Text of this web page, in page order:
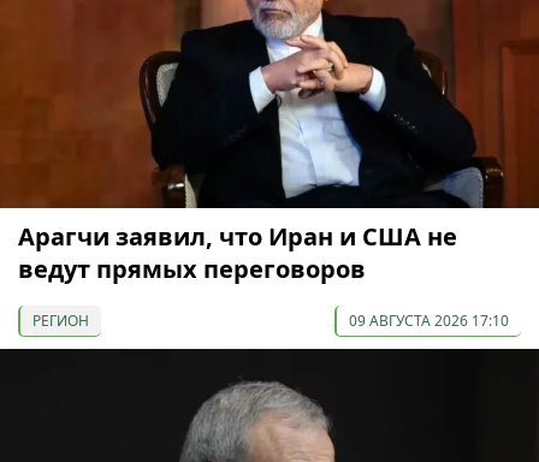
Арагчи заявил, что Иран и США не
ведут прямых переговоров
РЕГИОН 09 АВГУСТА 2026 17:10